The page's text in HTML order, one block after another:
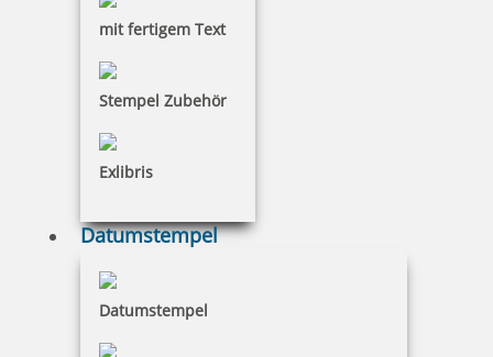
mit fertigem Text
Stempel Zubehör
Exlibris
Datumstempel
Datumstempel